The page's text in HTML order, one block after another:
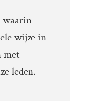
waarin
wijze in
met
leden.